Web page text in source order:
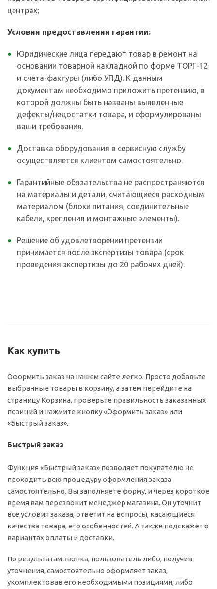
центрах;
Условия предоставления гарантии:
Юридические лица передают товар в ремонт на
основании товарной накладной по форме ТОРГ-12
и счета-фактуры (либо УПД). К данным
документам необходимо приложить претензию, в
которой должны быть названы выявленные
дефекты/недостатки товара, и сформулированы
ваши требования.
Доставка оборудования в сервисную службу
осуществляется клиентом самостоятельно.
Гарантийные обязательства не распространяются
на материалы и детали, считающиеся расходным
материалом (блоки питания, соединительные
кабели, крепления и монтажные элементы).
Решение об удовлетворении претензии
принимается после экспертизы товара (срок
проведения экспертизы до 20 рабочих дней).
Как купить
Оформить заказ на нашем сайте легко. Просто добавьте
выбранные товары в корзину, а затем перейдите на
страницу Корзина, проверьте правильность заказанных
позиций и нажмите кнопку «Оформить заказ» или
«Быстрый заказ».
Быстрый заказ
Функция «Быстрый заказ» позволяет покупателю не
проходить всю процедуру оформления заказа
самостоятельно. Вы заполняете форму, и через короткое
время вам перезвонит менеджер магазина. Он уточнит
все условия заказа, ответит на вопросы, касающиеся
качества товара, его особенностей. А также подскажет о
вариантах оплаты и доставки.
По результатам звонка, пользователь либо, получив
уточнения, самостоятельно оформляет заказ,
укомплектовав его необходимыми позициями, либо